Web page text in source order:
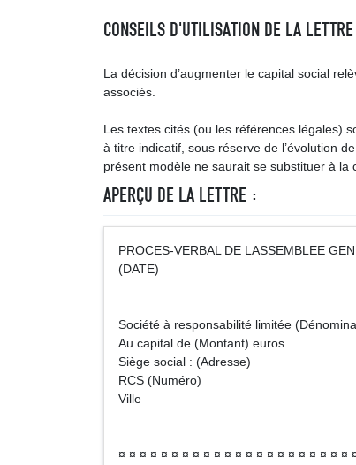
CONSEILS D'UTILISATION DE LA
La décision d’augmenter le capital social
associés.
Les textes cités (ou les références légales)
à titre indicatif, sous réserve de l’évolution
présent modèle ne saurait se substituer à la
APERÇU DE LA LETTRE :
PROCES-VERBAL DE LASSEMBLEE
(DATE)
Société à responsabilité limitée
Au capital de (Montant) euros
Siège social : (Adresse)
RCS (Numéro)
Ville
¤ ¤ ¤ ¤ ¤ ¤ ¤ ¤ ¤ ¤ ¤ ¤ ¤ ¤ ¤ ¤ ¤ ¤ ¤ ¤ ¤ ¤